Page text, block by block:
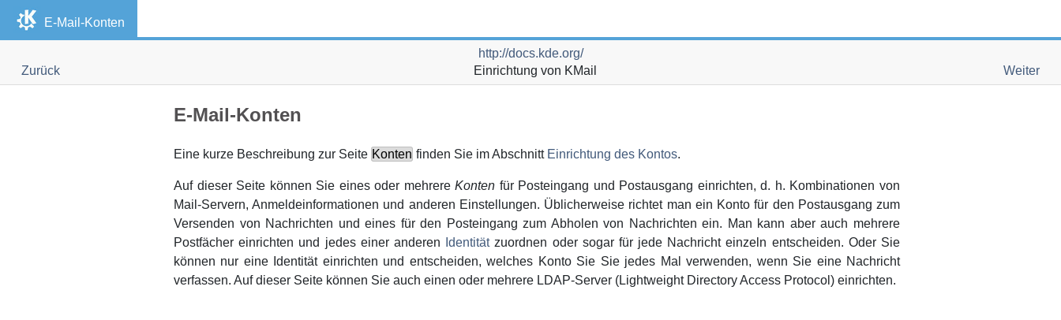
E-Mail-Konten
http://docs.kde.org/
Zurück
Einrichtung von KMail Weiter
E-Mail-Konten
Eine kurze Beschreibung zur Seite Konten finden Sie im Abschnitt Einrichtung des Kontos.
Auf dieser Seite können Sie eines oder mehrereKonten für Posteingang und Postausgang einrichten,d. h. Kombinationen von
Mail-Servern, Anmeldeinformationen und anderen Einstellungen. Üblicherweise richtet man ein Konto für den Postausgang zum
Versenden von Nachrichten und eines für den Posteingang zum Abholen von Nachrichten ein. Man kann aber auch mehrere
Postfächer einrichten und jedes einer anderen
Identitätzuordnen oder sogar für jede Nachricht einzeln entscheiden. Oder Sie
können nur eine Identität einrichten und entscheiden, welches Konto Sie Sie jedes Mal verwenden, wenn Sie eine Nachricht
verfassen. Auf dieser Seite können Sie auch einen oder mehrere LDAP-Server (Lightweight Directory Access Protocol) einrichten.